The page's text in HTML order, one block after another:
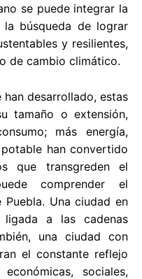
se puede integrar la
búsqueda de lograr
y resilientes,
de cambio climático.
desarrollado, estas
tamaño o extensión,
más energía,
han convertido
que transgreden el
comprender el
Una ciudad en
ligada a las cadenas
una ciudad con
el constante reflejo
sociales,